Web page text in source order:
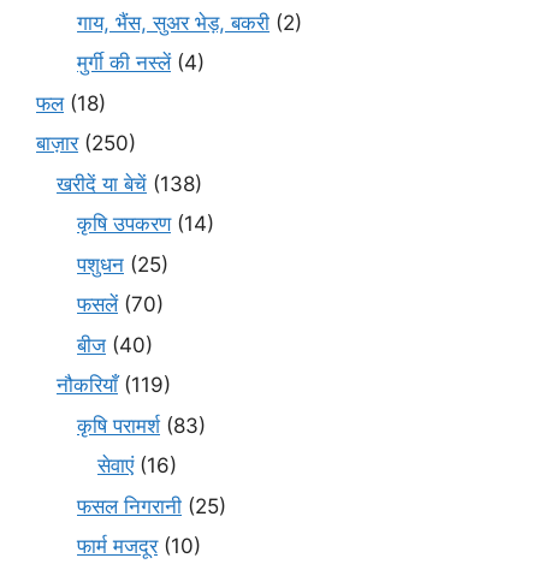
गाय, भैंस, सुअर भेड़, बकरी (2)
मुर्गी की नस्लें(4)
फल(18)
बाज़ार(250)
खरीदें या बेचें (138)
कृषि उपकरण(14)
पशुधन (25)
फसलें(70)
बीज (40)
नौकरियाँ(119)
कृषि परामर्श(83)
सेवाएं(16)
फसल निगरानी (25)
फार्म मजदूर(10)